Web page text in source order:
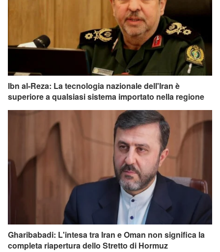
Ibn al-Reza: La tecnologia nazionale dell'Iran è
superiore a qualsiasi sistema importato nella regione
Gharibabadi: L'intesa tra Iran e Oman non significa la
completa riapertura dello Stretto di Hormuz